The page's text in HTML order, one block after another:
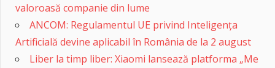
valoroasă companie din lume
ANCOM: Regulamentul UE privind Inteligența
Artificială devine aplicabil în România de la 2 august
Liber la timp liber: Xiaomi lansează platforma „Me